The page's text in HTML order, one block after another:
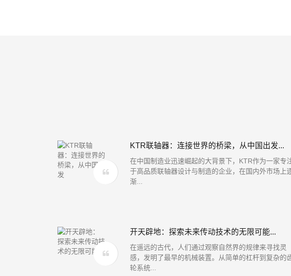
KTR联轴器：连接世界的桥梁，从中国出发...
在中国制造业迅速崛起的大背景下，KTR作为一家专
于高品质联轴器设计与制造的企业，在国内外市场上
渐...
开天辟地：探索未来传动技术的无限可能...
在遥远的古代，人们通过观察自然界的规律来寻找灵
感，发明了最早的机械装置。从简单的杠杆到复杂的
轮系统...